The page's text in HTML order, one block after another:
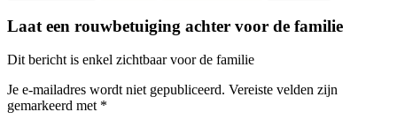
Laat een rouwbetuiging achter voor de familie
Dit bericht is enkel zichtbaar voor de familie
Je e-mailadres wordt niet gepubliceerd. Vereiste velden zijn
gemarkeerd met *